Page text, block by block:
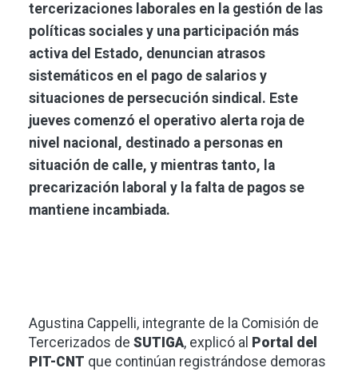
tercerizaciones laborales en la gestión de las
políticas sociales y una participación más
activa del Estado, denuncian atrasos
sistemáticos en el pago de salarios y
situaciones de persecución sindical. Este
jueves comenzó el operativo alerta roja de
nivel nacional, destinado a personas en
situación de calle, y mientras tanto, la
precarización laboral y la falta de pagos se
mantiene incambiada.
Agustina Cappelli, integrante de la Comisión de
Tercerizados de SUTIGA, explicó al Portal del
PIT-CNT que continúan registrándose demoras